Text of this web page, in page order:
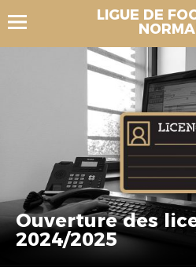
LIGUE DE
Ouverture des
2024/2025